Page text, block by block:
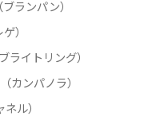
ランパン）
）
ライトリング）
カンパノラ）
ル）